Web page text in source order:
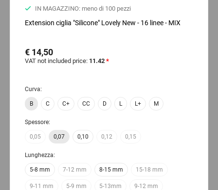
IN MAGAZZINO: meno di 100 pezzi
Extension ciglia "Silicone" Lovely New - 16 linee - MIX
€ 14,50
VAT not included price: 11.42 *
Curva:
B C C+ CC D L L+ M
Spessore:
0,05 0,07 0,10 0,12 0,15
Lunghezza:
5-8 mm 7-12 mm 8-15 mm 15-18 mm
9-11 mm 5-9 mm 5-13mm 9-12 mm